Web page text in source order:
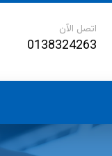
اتصل الآن
0138324263